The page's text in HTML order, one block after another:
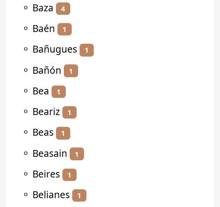
⚬ Baza 4
⚬ Baén 1
⚬ Bañugues 1
⚬ Bañón 1
⚬ Bea 1
⚬ Beariz 1
⚬ Beas 1
⚬ Beasain 1
⚬ Beires 1
⚬ Belianes 1